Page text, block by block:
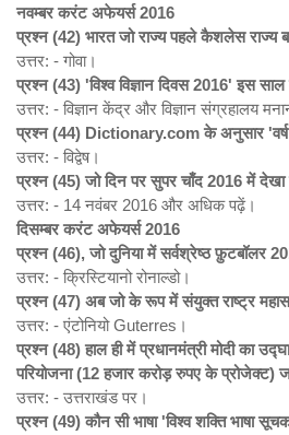
नवम्बर करंट अफेयर्स 2016
प्रश्न (42) भारत जो राज्य पहले कैशलेस राज्य
उत्तर: - गोवा।
प्रश्न (43) 'विश्व विज्ञान दिवस 2016' इस साल
उत्तर: - विज्ञान केंद्र और विज्ञान संग्रहालय
प्रश्न (44) Dictionary.com के अनुसार '
उत्तर: - विद्वेष।
प्रश्न (45) जो दिन पर सुपर चाँद 2016 में देखा
उत्तर: - 14 नवंबर 2016 और अधिक पढ़ें।
दिसम्बर करंट अफेयर्स 2016
प्रश्न (46), जो दुनिया में सर्वश्रेष्ठ फ़ुटबॉलर
उत्तर: - क्रिस्टियानो रोनाल्डो।
प्रश्न (47) अब जो के रूप में संयुक्त राष्ट्र
उत्तर: - एंटोनियो Guterres।
प्रश्न (48) हाल ही में प्रधानमंत्री मोदी का
परियोजना (12 हजार करोड़ रुपए के प्रोजेक्ट)
उत्तर: - उत्तराखंड पर।
प्रश्न (49) कौन सी भाषा 'विश्व शक्ति भाषा